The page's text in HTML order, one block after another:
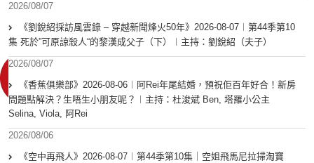
2026/08/07
《劉銳紹採訪風雲錄 – 穿越新聞烽火50年》2026-08-07︱第44季第10
集 死於”可原諒殺人“的黎漢成父子（下）︱主持：劉銳紹（夫子）
2026/08/07
《香蕉俱樂部》2026-08-06︱阿Rei年尾結婚，預祝佢百年好合！新房
問題點解決？生唔生小朋友呢？︱主持：杜浚斌 Ben, 塔羅小公主
Selina, Viola, 阿Rei
2026/08/06
《空中再飛人》2026-08-07︱第44季第10集｜空姐飛馬尼拉掃淘寶